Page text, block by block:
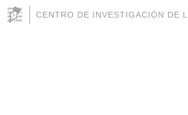
CENTRO DE INVESTIGACIÓN DE